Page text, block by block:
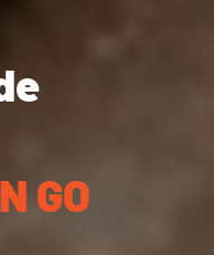
GO